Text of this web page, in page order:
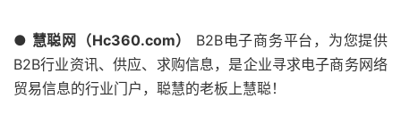
● 慧聪网（Hc360.com）
B2B电子商务平台，为您提供
B2B行业资讯、供应、求购信息，是企业寻求电子商务网络
贸易信息的行业门户，聪慧的老板上慧聪！